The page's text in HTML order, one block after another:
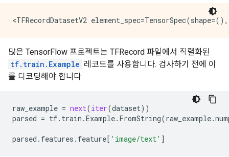
많은 TensorFlow 프로젝트는 TFRecord 파일에서 직렬화된
tf.train.Example 레코드를 사용합니다. 검사하기 전에 이
를 디코딩해야 합니다.
raw_example = next(iter(dataset))
parsed = tf. train .Example. FromString(raw_example.
parsed . features . feature[ 'image/text' ]